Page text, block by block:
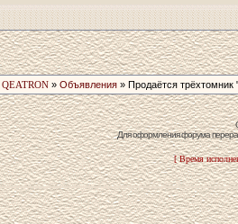
QEATRON» Объявления» Продаётся трёхтомник­
Для оформления форума
[ Время